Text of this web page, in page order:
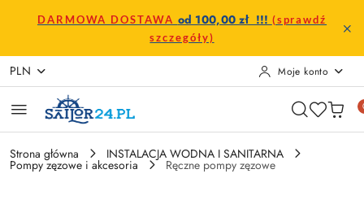
Przejdź do treści głównej
Przejdź do wyszukiwarki
Przejdź do moje konto
Przejdź do menu głównego
Przejdź do opisu produktu
Przejdź do stopki
DARMOWA DOSTAWA od 100,00 zł !!! (sprawdź
szczegóły)
PLN Moje konto
Strona główna INSTALACJA WODNA I SANITARNA
Pompy zęzowe i akcesoria Ręczne pompy zęzowe